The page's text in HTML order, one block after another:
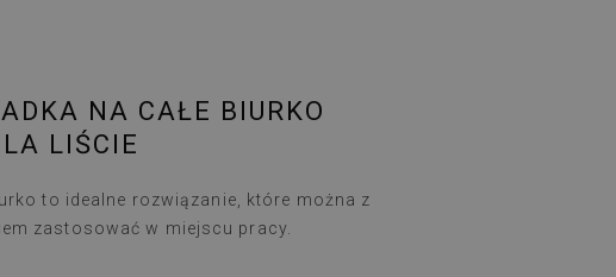
NA CAŁE BIURKO
LIŚCIE
to idealne rozwiązanie, które można z
zastosować w miejscu pracy.